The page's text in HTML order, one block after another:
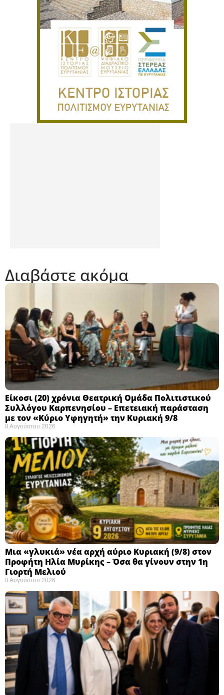
Διαβάστε ακόμα
Eίκοσι (20) χρόνια Θεατρική Ομάδα Πολιτιστικού
Συλλόγου Καρπενησίου – Επετειακή παράσταση
με τον «Κύριο Υφηγητή» την Κυριακή 9/8
8 Αυγούστου 2026
Μια «γλυκιά» νέα αρχή αύριο Κυριακή (9/8) στον
Προφήτη Ηλία Μυρίκης – Όσα θα γίνουν στην 1η
Γιορτή Μελιού
8 Αυγούστου 2026